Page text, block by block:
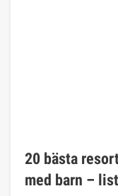
20 bästa
med barn –